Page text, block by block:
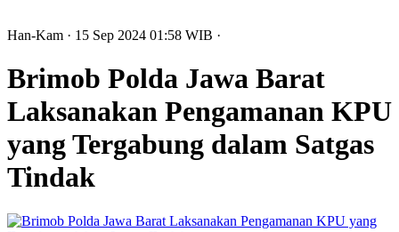
Han-Kam · 15 Sep 2024 01:58 WIB ·
Brimob Polda Jawa Barat
Laksanakan Pengamanan KPU
yang Tergabung dalam Satgas
Tindak